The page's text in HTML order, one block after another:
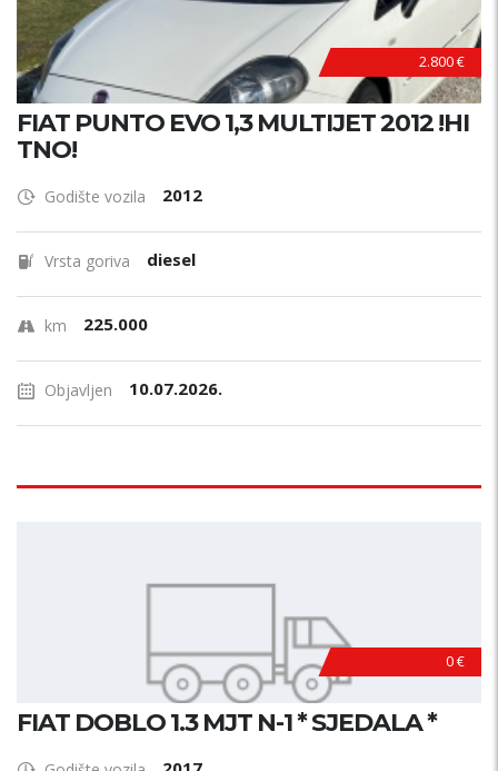
2.800 €
FIAT PUNTO EVO 1,3 MULTIJET 2012 !HI
TNO!
Godište vozila 2012
Vrsta goriva diesel
km 225.000
Objavljen 10.07.2026.
0 €
FIAT DOBLO 1.3 MJT N-1 * SJEDALA *